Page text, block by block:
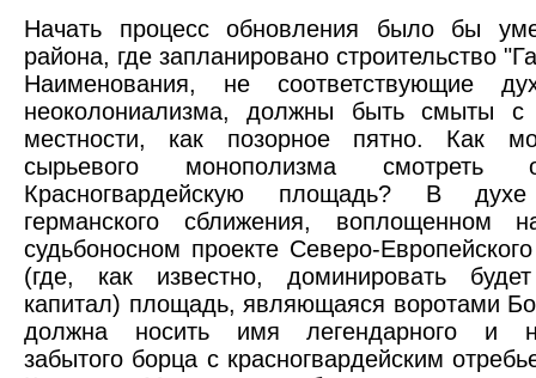
Начать процесс обновления было бы
района, где запланировано строительство
Наименования, не соответствующие
неоколониализма, должны быть смыты с
местности, как позорное пятно. Как
сырьевого монополизма смотреть
Красногвардейскую площадь? В духе
германского сближения, воплощенном
судьбоносном проекте Северо-
(где, как известно, доминировать
капитал) площадь, являющаяся воротами
должна носить имя легендарного и
забытого борца с красногвардейским